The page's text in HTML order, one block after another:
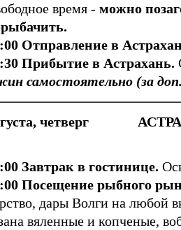
время - можно
Отправление в
Прибытие в Астрахань.
самостоятельно (за
четверг
Завтрак в гостинице.
Посещение рыбного
дары Волги на любой
вяленные и копченые,